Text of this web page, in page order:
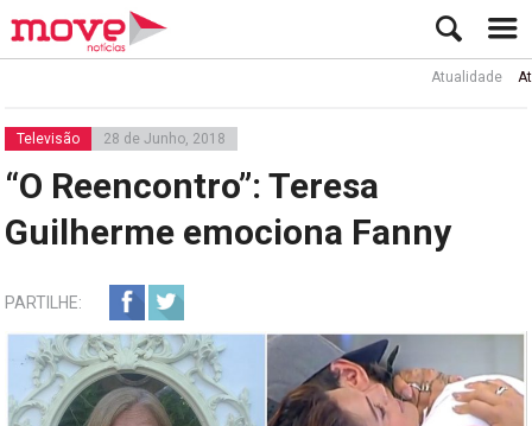
Atualidade Ator
Televisão 28 de Junho, 2018
“O Reencontro”: Teresa
Guilherme emociona Fanny
PARTILHE: